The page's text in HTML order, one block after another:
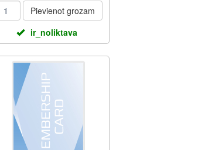
Pievienot grozam
ir_noliktava